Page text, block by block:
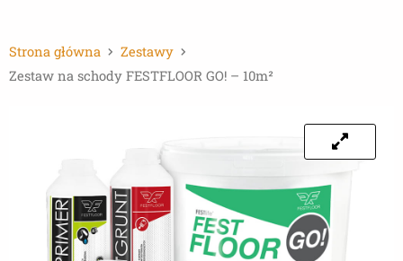
Strona główna
Zestawy
Zestaw na schody FESTFLOOR GO! – 10m²